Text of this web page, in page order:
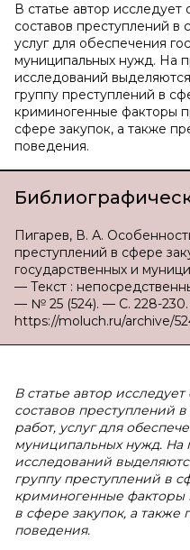
В статье автор
составов преступлений в
услуг для обеспечения
муниципальных нужд. На
исследований
группу преступлений в
криминогенные факторы
сфере закупок, а также
поведения.
Пигарев, В. А.
преступлений в сфере
государственных и
— Текст :
— № 25 (524). — С. 228-
https://moluch.ru/archive/
В статье автор
составов преступлений
работ, услуг для
муниципальных нужд. На
исследований
группу преступлений в
криминогенные факторы
в сфере закупок, а также
поведения.